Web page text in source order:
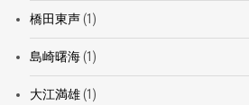
橋田東声(1)
島崎曙海(1)
大江満雄(1)